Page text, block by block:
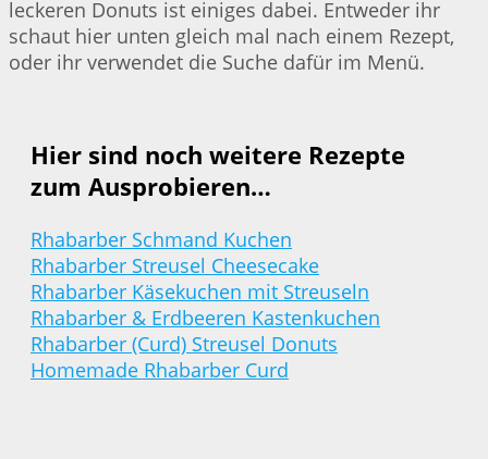
leckeren Donuts ist einiges dabei. Entweder ihr
schaut hier unten gleich mal nach einem Rezept,
oder ihr verwendet die Suche dafür im Menü.
Hier sind noch weitere Rezepte
zum Ausprobieren…
Rhabarber Schmand Kuchen
Rhabarber Streusel Cheesecake
Rhabarber Käsekuchen mit Streuseln
Rhabarber & Erdbeeren Kastenkuchen
Rhabarber (Curd) Streusel Donuts
Homemade Rhabarber Curd